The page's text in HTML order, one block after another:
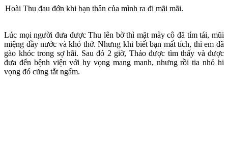
Hoài Thu đau đớn khi bạn thân của mình ra đi mãi mãi.
Lúc mọi người đưa được Thu lên bờ thì mặt mày cô đã tím tái, mũi
miệng đầy nước và khó thở. Nhưng khi biết bạn mất tích, thì em đã
gào khóc trong sợ hãi. Sau đó 2 giờ, Thảo được tìm thấy và được
đưa đến bệnh viện với hy vọng mang manh, nhưng rồi tia nhỏ hi
vọng đó cũng tắt ngấm.